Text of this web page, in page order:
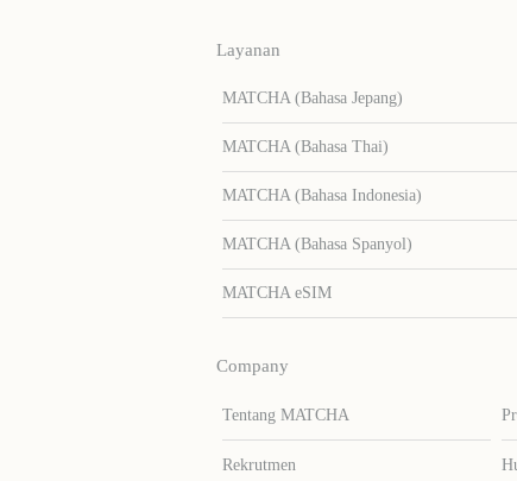
Layanan
MATCHA (Bahasa Jepang)
MATCHA (Bahasa Thai)
MATCHA (Bahasa Indonesia)
MATCHA (Bahasa Spanyol)
MATCHA eSIM
Company
Tentang MATCHA
Rekrutmen